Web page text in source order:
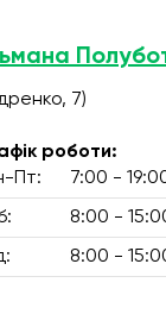
7)
роботи:
Пт:
7:00 -
8:00 -
8:00 -